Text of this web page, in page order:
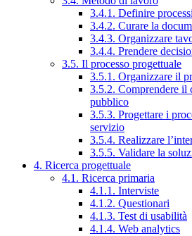
3.4.1. Definire
3.4.2. Curare la
3.4.3. Organizzare
3.4.4. Prendere
3.5. Il processo progettuale
3.5.1. Organizzare il
3.5.2. Comprendere il
pubblico
3.5.3. Progettare i
servizio
3.5.4. Realizzare
3.5.5. Validare la
4. Ricerca progettuale
4.1. Ricerca primaria
4.1.1. Interviste
4.1.2. Questionari
4.1.3. Test di usabilità
4.1.4. Web analytics